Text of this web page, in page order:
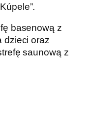
basenową z
dzieci oraz
saunową z